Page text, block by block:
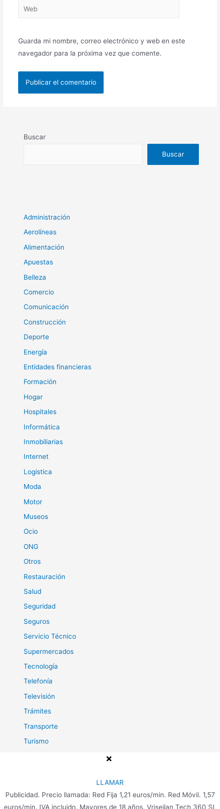
Web
Guarda mi nombre, correo electrónico y web en este
navegador para la próxima vez que comente.
Buscar
Buscar
Administración
Aerolíneas
Alimentación
Apuestas
Belleza
Comercio
Comunicación
Construcción
Deporte
Energía
Entidades financieras
Formación
Hogar
Hospitales
Informática
Inmobiliarias
Internet
Logistica
Moda
Motor
Museos
Ocio
ONG
Otros
Restauración
Salud
Seguridad
Seguros
Servicio Técnico
Supermercados
Tecnología
Telefonía
Televisión
Trámites
Transporte
Turismo
Copyright © 2026 Teléfono para Clientes
LLAMAR
Publicidad. Precio llamada: Red Fija 1,21 euros/min. Red Móvil. 1,57
euros/min. IVA incluido. Mayores de 18 años. Vriseilan Tech 360 SL